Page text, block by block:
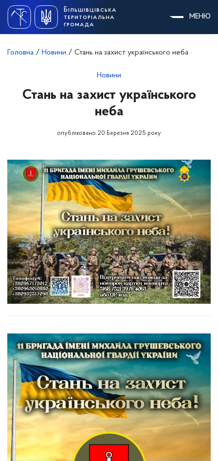
content
Більшівцівська
територіальна
громада
МЕНЮ
Головна / Новини / Стань на захист українського неба
Новини
Стань на захист українського
неба
опубліковано 20 Березня 2025 року